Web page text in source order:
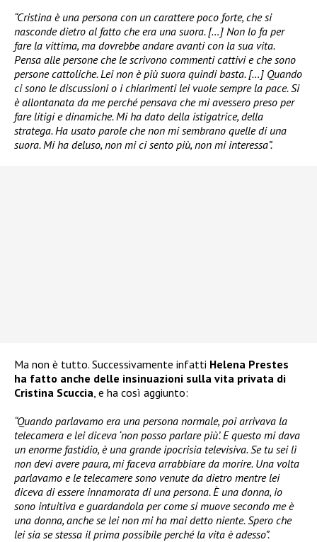
“Cristina è una persona con un carattere poco forte, che si
nasconde dietro al fatto che era una suora. […] Non lo fa per
fare la vittima, ma dovrebbe andare avanti con la sua vita.
Pensa alle persone che le scrivono commenti cattivi e che sono
persone cattoliche. Lei non è più suora quindi basta. […] Quando
ci sono le discussioni o i chiarimenti lei vuole sempre la pace. Si
è allontanata da me perché pensava che mi avessero preso per
fare litigi e dinamiche. Mi ha dato della istigatrice, della
stratega. Ha usato parole che non mi sembrano quelle di una
suora. Mi ha deluso, non mi ci sento più, non mi interessa”.
Ma non è tutto. Successivamente infatti Helena Prestes
ha fatto anche delle insinuazioni sulla vita privata di
Cristina Scuccia , e ha così aggiunto:
“Quando parlavamo era una persona normale, poi arrivava la
telecamera e lei diceva ‘non posso parlare più’. E questo mi dava
un enorme fastidio, è una grande ipocrisia televisiva. Se tu sei lì
non devi avere paura, mi faceva arrabbiare da morire. Una volta
parlavamo e le telecamere sono venute da dietro mentre lei
diceva di essere innamorata di una persona. È una donna, io
sono intuitiva e guardandola per come si muove secondo me è
una donna, anche se lei non mi ha mai detto niente. Spero che
lei sia se stessa il prima possibile perché la vita è adesso”.